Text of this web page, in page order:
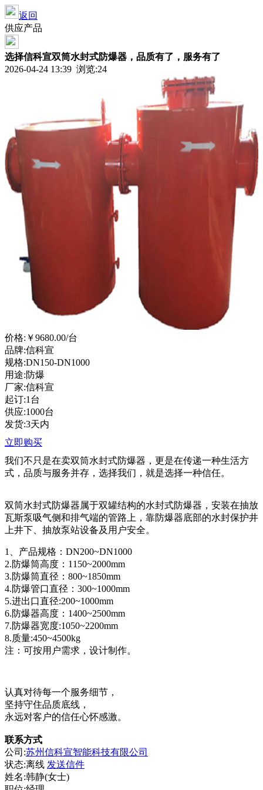
返回
供应产品
选择信科宣双筒水封式防爆器，品质有了，服务有了
2026-04-24 13:39 浏览:24
价格: ￥9680.00/台
品牌:信科宣
规格:DN150-DN1000
用途:防爆
厂家:信科宣
起订:1台
供应:1000台
发货:3天内
立即购买
我们不只是在卖双筒水封式防爆器，更是在传递一种生活方
式，品质与服务并存，选择我们，就是选择一种信任。
双筒水封式防爆器属于双罐结构的水封式防爆器，安装在抽放
瓦斯泵吸气侧和排气端的管路上，靠防爆器底部的水封保护井
上井下、抽放泵站设备及用户安全。
1、产品规格：DN200~DN1000
2.防爆筒高度：1150~2000mm
3.防爆筒直径：800~1850mm
4.防爆管口直径：300~1000mm
5.进出口直径:200~1000mm
6.防爆器高度：1400~2500mm
7.防爆器宽度:1050~2200mm
8.质量:450~4500kg
注：可按用户需求，设计制作。
认真对待每一个服务细节，
坚持守住品质底线，
永远对客户的信任心怀感激。
联系方式
公司:苏州信科宣智能科技有限公司
状态:离线 发送信件
姓名:韩静(女士)